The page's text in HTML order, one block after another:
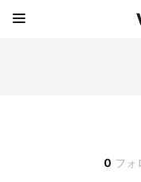
0 フォ